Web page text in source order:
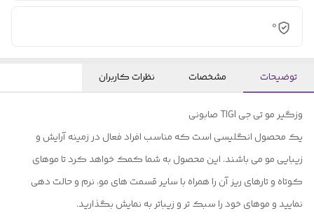
0
توضیحات مشخصات نظرات کاربران
وزگیر مو تی جی TIGI صابونی
یک محصول انگلیسی است که مناسب افراد فعال در زمینه آرایش و
زیبایی مو می باشند. این محصول به شما کمک خواهد کرد تا موهای
کوتاه و تارهای ریز آن را همراه با سایر قسمت های مو، نرم و حالت دهی
نمایید و موهای خود را سبک تر و زیباتر به نمایش بگذارید.